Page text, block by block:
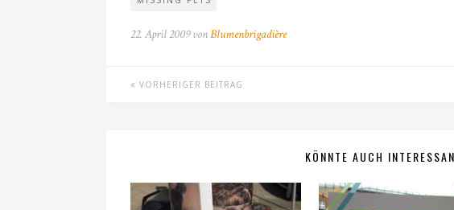
22. April 2009 vonBlumenbrigadière
VORHERIGER BEITRAG
KÖNNTE AUCH